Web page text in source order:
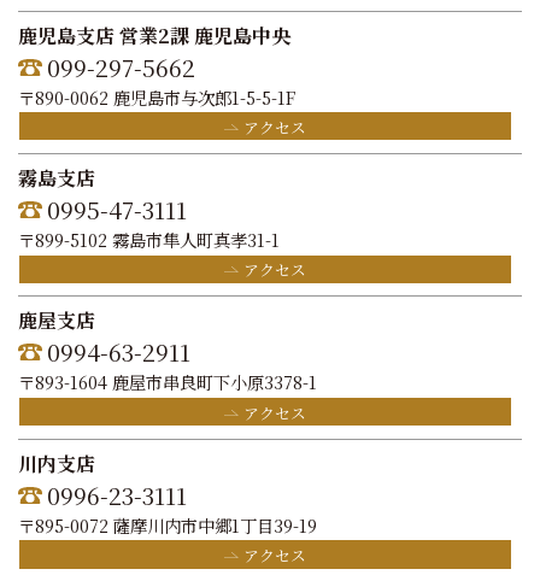
鹿児島支店 営業2課 鹿児島中央
099-297-5662
〒890-0062 鹿児島市与次郎1-5-5-1F
アクセス
霧島支店
0995-47-3111
〒899-5102 霧島市隼人町真孝31-1
アクセス
鹿屋支店
0994-63-2911
〒893-1604 鹿屋市串良町下小原3378-1
アクセス
川内支店
0996-23-3111
〒895-0072 薩摩川内市中郷1丁目39-19
アクセス